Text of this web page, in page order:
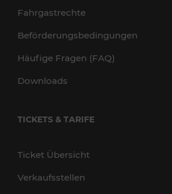
Fahrgastrechte
Beförderungsbedingungen
Häufige Fragen (FAQ)
Downloads
TICKETS & TARIFE
Ticket Übersicht
Verkaufsstellen